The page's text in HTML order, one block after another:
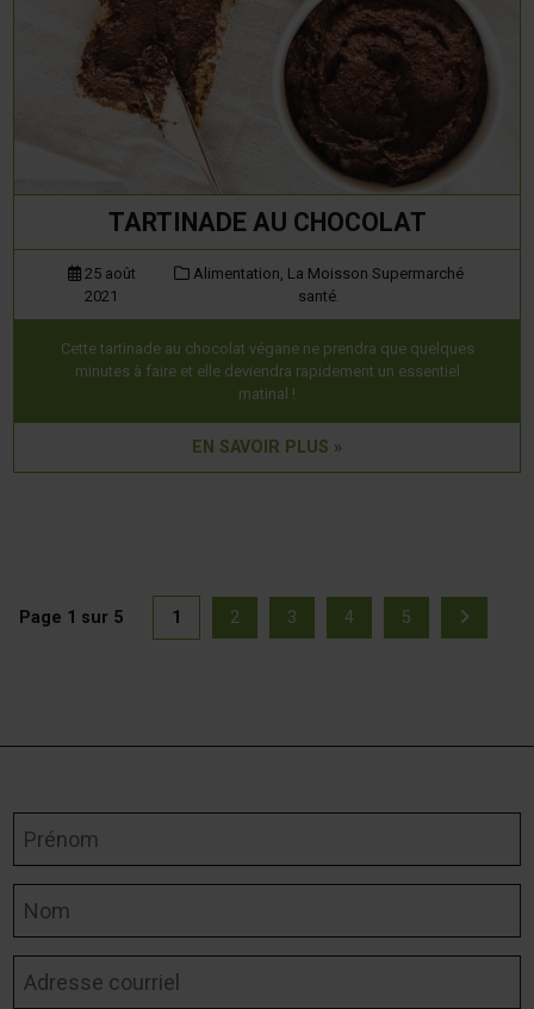
TARTINADE AU CHOCOLAT
25 août
2021
Alimentation, La Moisson Supermarché
santé.
Cette tartinade au chocolat végane ne prendra que quelques
minutes à faire et elle deviendra rapidement un essentiel
matinal !
EN SAVOIR PLUS »
Page 1 sur 5
1
(actuellement sélectionnée)
2
3
4
5